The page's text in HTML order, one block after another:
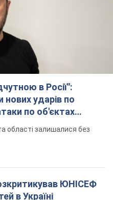
в Росії":
нових ударів по
по об'єктах
області залишалися без
ЮНІСЕФ
в Україні